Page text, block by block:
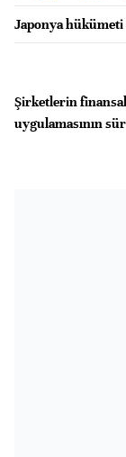
Japonya
Şirketlerin finansal
uygulamasının